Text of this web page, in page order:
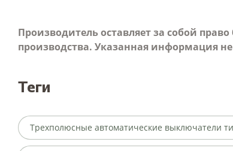
Производитель оставляет за собой
производства. Указанная информация
теги
Трехполюсные автоматические выключатели